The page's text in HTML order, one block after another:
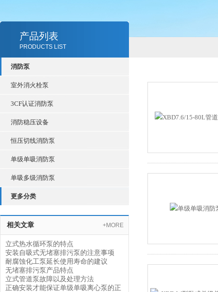
产品列表
PRODUCTS LIST
消防泵
室外消火栓泵
3CF认证消防泵
消防稳压设备
恒压切线消防泵
单级单吸消防泵
单吸多级消防泵
更多分类
相关文章 +MORE
立式热水循环泵的特点
安装自吸式无堵塞排污泵的注意事项
耐腐蚀化工泵延长使用寿命的建议
无堵塞排污泵产品特点
立式管道泵故障以及处理方法
正确安装才能保证单级单吸离心泵的正